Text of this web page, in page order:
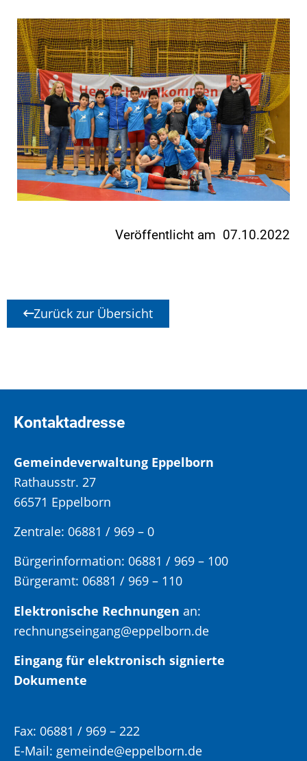
Veröffentlicht am 07.10.2022
Zurück zur Übersicht
Kontaktadresse
Gemeindeverwaltung Eppelborn
Rathausstr. 27
66571 Eppelborn
Zentrale: 06881 / 969 – 0
Bürgerinformation: 06881 / 969 – 100
Bürgeramt: 06881 / 969 – 110
Elektronische Rechnungen an:
rechnungseingang@eppelborn.de
Eingang für elektronisch signierte
Dokumente
Fax: 06881 / 969 – 222
E-Mail: gemeinde@eppelborn.de